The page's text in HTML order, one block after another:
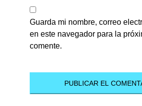
Guarda mi nombre, correo
en este navegador para la
comente.